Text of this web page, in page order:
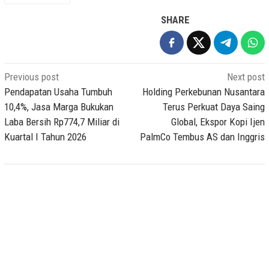
SHARE
Post
navigation
Previous post
Pendapatan Usaha Tumbuh
10,4%, Jasa Marga Bukukan
Laba Bersih Rp774,7 Miliar di
Kuartal I Tahun 2026
Next post
Holding Perkebunan Nusantara
Terus Perkuat Daya Saing
Global, Ekspor Kopi Ijen
PalmCo Tembus AS dan Inggris